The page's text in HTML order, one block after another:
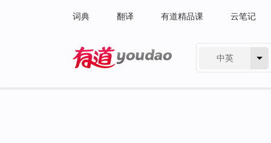
词典 翻译 有道精品课 云笔记
中英